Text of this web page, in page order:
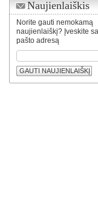
Naujienlaiškis
Norite gauti nemokamą
naujienlaiškį? Įveskite
pašto adresą
GAUTI NAUJIENLAIŠKĮ